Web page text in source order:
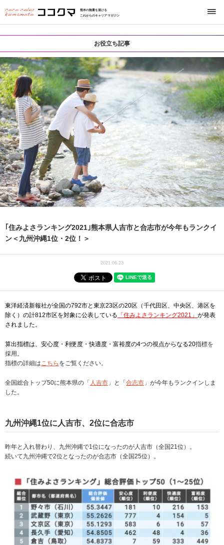
熊本の熱量を届ける
これからのキャリアマガジン
お役立ち記事
｢住みよさランキング2021｣熊本県人吉市と合志市が今年もランクイ
ン＜九州沖縄1位・2位！＞
2021.06.23
東洋経済新報社が全国の792市と東京23区の20区（千代田区、中央区、港区を
除く）の計812市区を対象に公表している 「住みよさランキング2021」 が発表
されました。
算出指標は、安心度・利便度・快適度・富裕度の4つの視点からなる20指標を
採用。
指標の詳細はこちら をご覧ください。
全国総合トップ50に熊本県の「 人吉市 」と「合志市 」が今年もランクインしま
した。
九州沖縄1位に人吉市、2位に合志市
昨年と入れ替わり、九州沖縄で1位になったのが人吉市（全国21位）。
続いて九州沖縄で2位となったのが合志市（全国25位）。